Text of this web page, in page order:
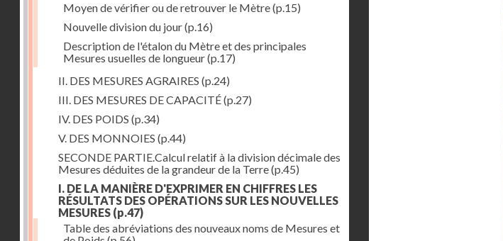
Moyen de vérifier ou de retrouver le Mètre(p.15)
Nouvelle division du jour(p.16)
Description de l'étalon du Mètre et des principales
Mesures usuelles de longueur(p.17)
II. DES MESURES AGRAIRES (p.24)
III. DES MESURES DE CAPACITÉ(p.27)
IV. DES POIDS (p.34)
V. DES MONNOIES (p.44)
SECONDE PARTIE.Calcul relatif à la division décimale des
Mesures déduites de la grandeur de la Terre(p.45)
I. DE LA MANIÈRE D'EXPRIMER EN CHIFFRES LES
RÉSULTATS DES OPÉRATIONS SUR LES NOUVELLES
MESURES (p.47)
Table des abréviations des nouveaux noms de Mesures et